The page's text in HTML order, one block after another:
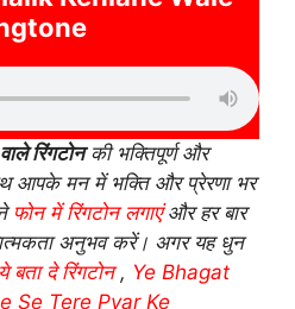
रिंगटोनकी भक्तिपूर्ण और
आपके मन में भक्ति और प्रेरणा भर
फोन में रिंगटोन लगाएंऔर हर बार
अनुभव करें। अगर यह धुन
दे रिंगटोन, Ye Bhagat
Se Tere Pyar Ke